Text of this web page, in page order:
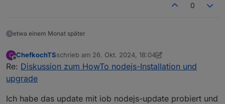
0
etwa einem Monat später
C
Offline
ChefkochTSschrieb am 26. Okt. 2024, 18:04
zuletzt editiert von Negalein
Re: Diskussion zum HowTo nodejs-Installation und
upgrade
Ich habe das update mit iob nodejs-update probiert und